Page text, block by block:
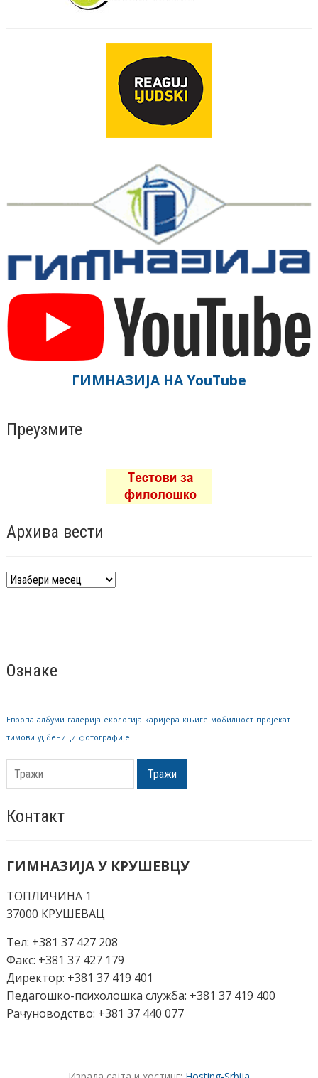
ГИМНАЗИЈА НА YouTube
Преузмите
Архива вести
Архива
Ознаке
Европа албуми галерија екологија каријера књиге мобилност пројекат
тимови уџбеници фотографије
Тражи
Контакт
ГИМНАЗИЈА У КРУШЕВЦУ
ТОПЛИЧИНА 1
37000 КРУШЕВАЦ
Тел: +381 37 427 208
Факс: +381 37 427 179
Директор: +381 37 419 401
Педагошко-психолошка служба: +381 37 419 400
Рачуноводство: +381 37 440 077